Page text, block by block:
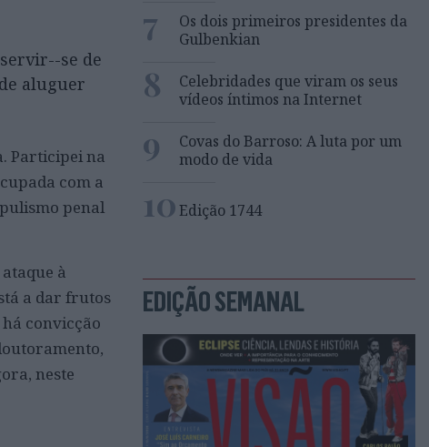
se de
aluguer
Participei na
com a
penal
à
a dar frutos
convicção
neste
7
Os dois primeiros presidentes da
Gulbenkian
8
Celebridades que viram os seus
vídeos íntimos na Internet
9
Covas do Barroso: A luta por um
modo de vida
10Edição 1744
EDIÇÃO SEMANAL